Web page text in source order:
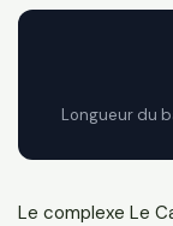
Longueur du
Le complexe Le